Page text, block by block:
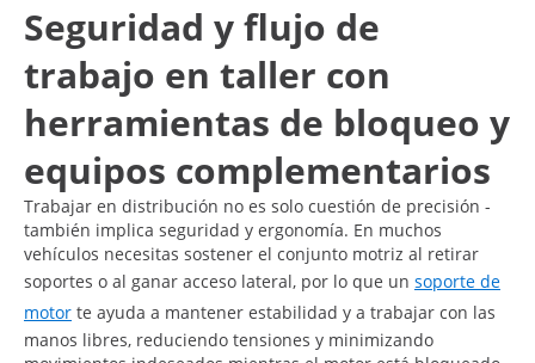
Seguridad y flujo de
trabajo en taller con
herramientas de bloqueo y
equipos complementarios
Trabajar en distribución no es solo cuestión de precisión -
también implica seguridad y ergonomía. En muchos
vehículos necesitas sostener el conjunto motriz al retirar
soportes o al ganar acceso lateral, por lo que un soporte de
motor te ayuda a mantener estabilidad y a trabajar con las
manos libres, reduciendo tensiones y minimizando